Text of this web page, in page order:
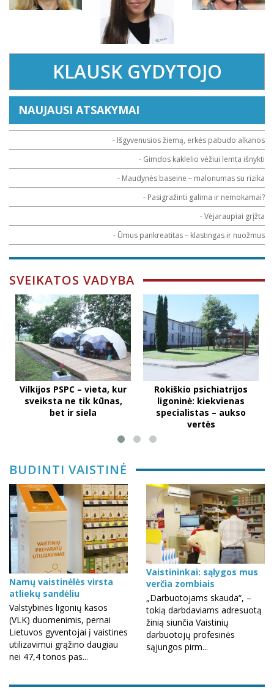
KLAUSK GYDYTOJO
NAUJAUSI ATSAKYMAI
- Išgyvenusios žiemą, erkės pabudo alkanos
- Gimdos kaklelio vėžiui lemta išnykti
- Maudynės baseine – malonumas su rizika
- Pasigražinti galima ir nemokamai?
- Vėjaraupiai grįžta
- Ūmus pankreatitas – klastingas ir nuožmus
SVEIKATOS VADYBA
Vilkijos PSPC – vieta, kur
sveiksta ne tik kūnas,
bet ir siela
Rokiškio psichiatrijos
ligoninė: kiekvienas
specialistas – aukso
vertės
BUDINTI VAISTINĖ
Namų vaistinėlės virsta
atliekų sandėliu
Valstybinės ligonių kasos
(VLK) duomenimis, pernai
Lietuvos gyventojai į vaistines
utilizavimui grąžino daugiau
nei 47,4 tonos pas...
Vaistininkai: sąlygos mus
verčia zombiais
„Darbuotojams skauda“, –
tokią darbdaviams adresuotą
žinią siunčia Vaistinių
darbuotojų profesinės
sąjungos pirm...